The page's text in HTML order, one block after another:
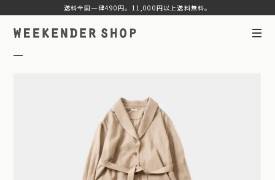
送料全国一律490円。11,000円以上送料無料。